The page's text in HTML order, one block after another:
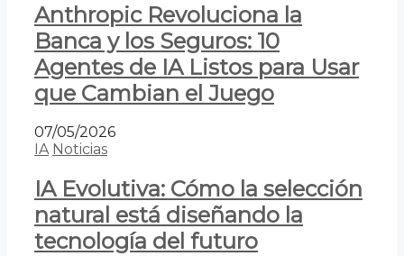
Anthropic Revoluciona la
Banca y los Seguros: 10
Agentes de IA Listos para Usar
que Cambian el Juego
07/05/2026
IA Noticias
IA Evolutiva: Cómo la selección
natural está diseñando la
tecnología del futuro